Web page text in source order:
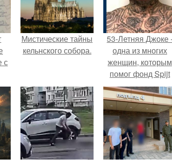
с
Мистические тайны
кельнского собора.
53-Летняя Джоке
одна из многих
женщин, которым
помог фонд Spijt
van Tattoo,
основанный в
Роттердаме.